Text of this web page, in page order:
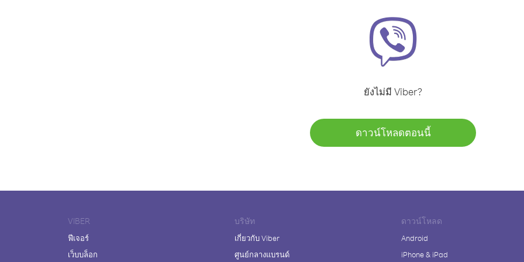
ยังไม่มี Viber?
ดาวน์โหลดตอนนี้
VIBER
ฟีเจอร์
เว็บบล็อก
บริษัท
เกี่ยวกับ Viber
ศูนย์กลางแบรนด์
ดาวน์โหลด
Android
iPhone & iPad